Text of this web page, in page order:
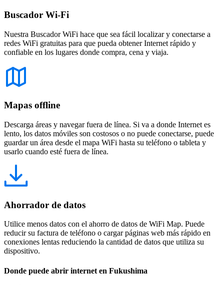
Buscador Wi-Fi
Nuestra Buscador WiFi hace que sea fácil localizar y conectarse a
redes WiFi gratuitas para que pueda obtener Internet rápido y
confiable en los lugares donde compra, cena y viaja.
Mapas offline
Descarga áreas y navegar fuera de línea. Si va a donde Internet es
lento, los datos móviles son costosos o no puede conectarse, puede
guardar un área desde el mapa WiFi hasta su teléfono o tableta y
usarlo cuando esté fuera de línea.
Ahorrador de datos
Utilice menos datos con el ahorro de datos de WiFi Map. Puede
reducir su factura de teléfono o cargar páginas web más rápido en
conexiones lentas reduciendo la cantidad de datos que utiliza su
dispositivo.
Donde puede abrir internet en Fukushima